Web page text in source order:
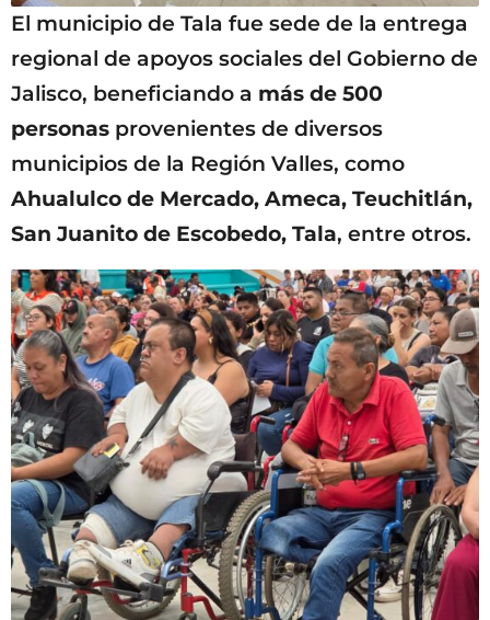
El municipio de Tala fue sede de la entrega
regional de apoyos sociales del Gobierno de
Jalisco, beneficiando a más de 500
personas provenientes de diversos
municipios de la Región Valles, como
Ahualulco de Mercado, Ameca, Teuchitlán,
San Juanito de Escobedo, Tala, entre otros.